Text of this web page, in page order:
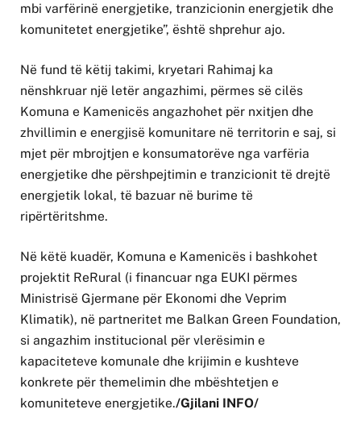
mbi varfërinë energjetike, tranzicionin energjetik dhe
komunitetet energjetike”, është shprehur ajo.
Në fund të këtij takimi, kryetari Rahimaj ka
nënshkruar një letër angazhimi, përmes së cilës
Komuna e Kamenicës angazhohet për nxitjen dhe
zhvillimin e energjisë komunitare në territorin e saj, si
mjet për mbrojtjen e konsumatorëve nga varfëria
energjetike dhe përshpejtimin e tranzicionit të drejtë
energjetik lokal, të bazuar në burime të
ripërtëritshme.
Në këtë kuadër, Komuna e Kamenicës i bashkohet
projektit ReRural (i financuar nga EUKI përmes
Ministrisë Gjermane për Ekonomi dhe Veprim
Klimatik), në partneritet me Balkan Green Foundation,
si angazhim institucional për vlerësimin e
kapaciteteve komunale dhe krijimin e kushteve
konkrete për themelimin dhe mbështetjen e
komuniteteve energjetike./Gjilani INFO/